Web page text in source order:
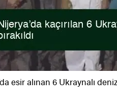
esir alınan 6 Ukraynalı